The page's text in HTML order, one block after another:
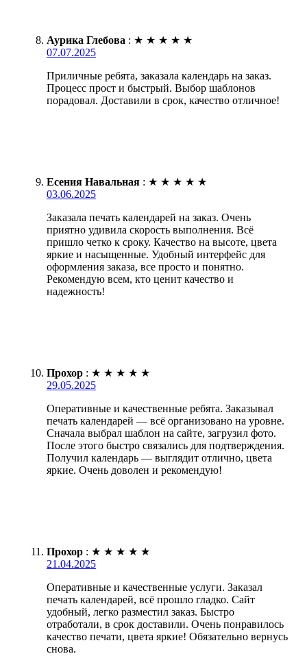
Аурика Глебова : ★ ★ ★ ★ ★
07.07.2025
Приличные ребята, заказала календарь на заказ.
Процесс прост и быстрый. Выбор шаблонов
порадовал. Доставили в срок, качество отличное!
Есения Навальная : ★ ★ ★ ★ ★
03.06.2025
Заказала печать календарей на заказ. Очень
приятно удивила скорость выполнения. Всё
пришло четко к сроку. Качество на высоте, цвета
яркие и насыщенные. Удобный интерфейс для
оформления заказа, все просто и понятно.
Рекомендую всем, кто ценит качество и
надежность!
Прохор : ★ ★ ★ ★ ★
29.05.2025
Оперативные и качественные ребята. Заказывал
печать календарей — всё организовано на уровне.
Сначала выбрал шаблон на сайте, загрузил фото.
После этого быстро связались для подтверждения.
Получил календарь — выглядит отлично, цвета
яркие. Очень доволен и рекомендую!
Прохор : ★ ★ ★ ★ ★
21.04.2025
Оперативные и качественные услуги. Заказал
печать календарей, всё прошло гладко. Сайт
удобный, легко разместил заказ. Быстро
отработали, в срок доставили. Очень понравилось
качество печати, цвета яркие! Обязательно вернусь
снова.